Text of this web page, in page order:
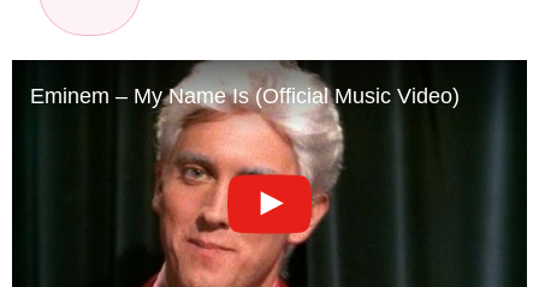
Eminem – My Name Is (Official Music Video)